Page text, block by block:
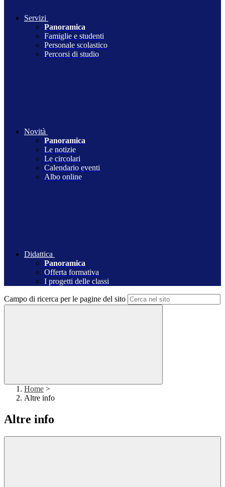
Servizi
Panoramica
Famiglie e studenti
Personale scolastico
Percorsi di studio
Novità
Panoramica
Le notizie
Le circolari
Calendario eventi
Albo online
Didattica
Panoramica
Offerta formativa
I progetti delle classi
Campo di ricerca per le pagine del sito
Home >
Altre info
Altre info